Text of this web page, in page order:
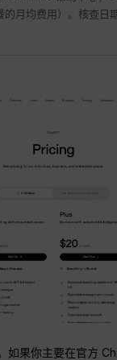
的月均费用）。核查日
如果你主要在官方